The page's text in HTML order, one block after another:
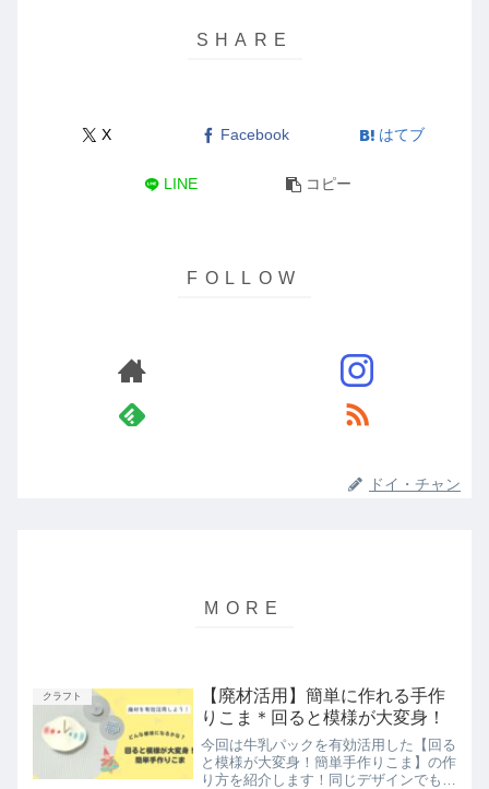
X Facebook はてブ
LINE コピー
ドイ・チャン
クラフト
【廃材活用】簡単に作れる手作
りこま＊回ると模様が大変身！
今回は牛乳パックを有効活用した【回る
と模様が大変身！簡単手作りこま】の作
り方を紹介します！同じデザインでも線